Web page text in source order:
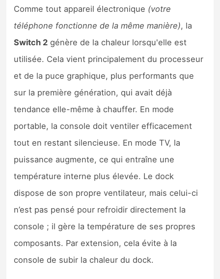
Comme tout appareil électronique (votre
téléphone fonctionne de la même manière), la
Switch 2 génère de la chaleur lorsqu'elle est
utilisée. Cela vient principalement du processeur
et de la puce graphique, plus performants que
sur la première génération, qui avait déjà
tendance elle-même à chauffer. En mode
portable, la console doit ventiler efficacement
tout en restant silencieuse. En mode TV, la
puissance augmente, ce qui entraîne une
température interne plus élevée. Le dock
dispose de son propre ventilateur, mais celui-ci
n’est pas pensé pour refroidir directement la
console ; il gère la température de ses propres
composants. Par extension, cela évite à la
console de subir la chaleur du dock.